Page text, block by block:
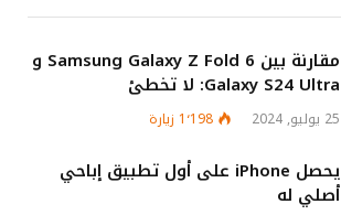
مقارنة بين Samsung Galaxy Z Fold 6 و
Galaxy S24 Ultra: لا تخطئ
25 يوليو, 2024 1٬198 زيارة
يحصل iPhone على أول تطبيق إباحي
أصلي له